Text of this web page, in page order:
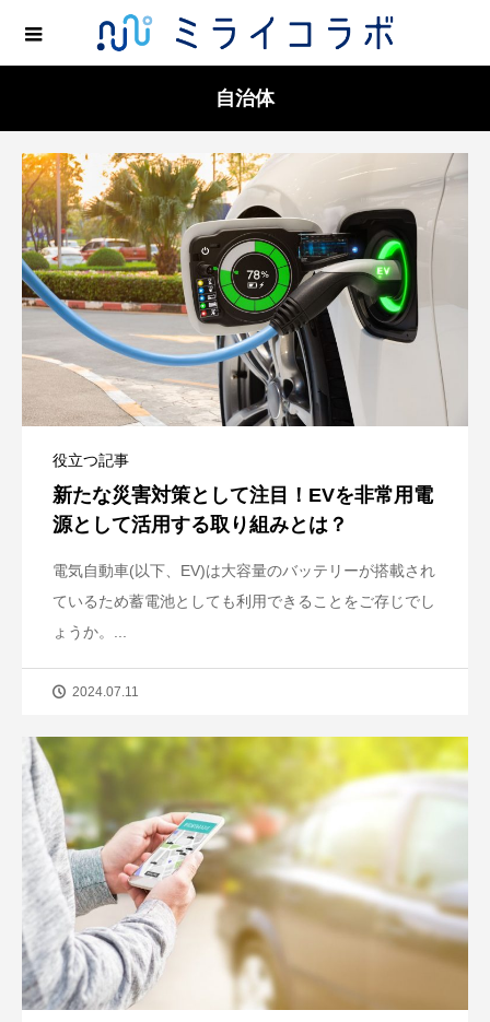
自治体
役立つ記事
新たな災害対策として注目！EVを非常用電
源として活用する取り組みとは？
電気自動車(以下、EV)は大容量のバッテリーが搭載され
ているため蓄電池としても利用できることをご存じでし
ょうか。...
2024.07.11